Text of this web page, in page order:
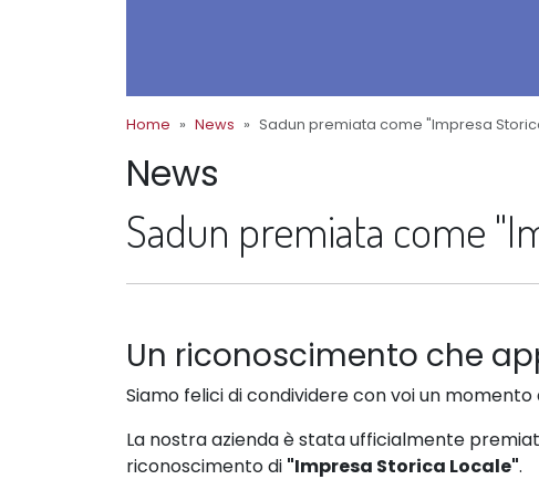
Home News Sadun premiata come "Impresa
News
Sadun premiata come
Un riconoscimento che
Siamo felici di condividere con voi un momento
La nostra azienda è stata ufficialmente
riconoscimento di "Impresa Storica Locale".